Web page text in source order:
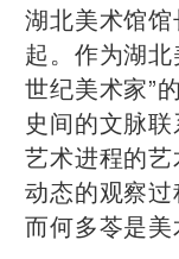
湖北美术馆
起。作为湖
世纪美术家”
史间的文脉
艺术进程的
动态的观察过
而何多苓是美